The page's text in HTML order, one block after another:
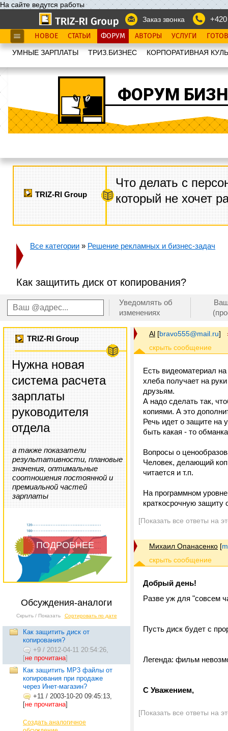
На сайте ведутся работы
Заказ звонка
НОВОЕ СТАТЬИ ФОРУМ АВТОРЫ УСЛУГИ
УМНЫЕ ЗАРПЛАТЫ ТРИЗ.БИЗНЕС КОРПОРАТИВНАЯ
ФОРУМ
TRIZ-RI Group
Что делать с
который не хочет
Все категории » Решение рекламных и бизнес-задач
Как защитить диск от копирования?
Уведомлять об
изменениях
TRIZ-RI Group
Нужна новая
система расчета
зарплаты
руководителя
отдела
а также показатели
результативности, плановые
значения, оптимальные
соотношения постоянной и
премиальной частей
зарплаты
ПОДРОБНЕЕ
Обсуждения-аналоги
Скрыть / Показать Сортировать по дате
Как защитить диск от
копирования?
+9 / 2012-04-11 20:54:26,
[не прочитана]
Как защитить MP3 файлы от
копирования при продаже
через Инет-магазин?
+11 / 2003-10-20 09:45:13,
[не прочитана]
Создать аналогичное
Al [bravo555@mail.ru]
Есть видеоматериал
хлеба получает на
друзьям.
А надо сделать так,
копиями. А это
Речь идет о защите на
быть какая - то
Вопросы о
Человек, делающий
читается и т.п.
На программном
краткосрочную защиту
[Показать все ответы на
Михаил Опанасенко [
Добрый день!
Разве уж для "совсем
Пусть диск будет с
Легенда: фильм
С Уважением,
[Показать все ответы на